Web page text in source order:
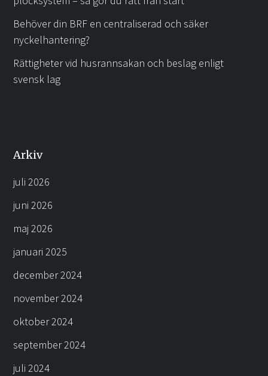
Behöver din BRF en centraliserad och säker
nyckelhantering?
Rättigheter vid husrannsakan och beslag enligt
svensk lag
Arkiv
juli 2026
juni 2026
maj 2026
januari 2025
december 2024
november 2024
oktober 2024
september 2024
juli 2024